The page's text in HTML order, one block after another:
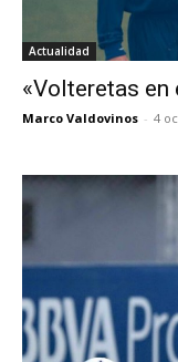
Actualidad
«Volteretas en
Marco Valdovinos - 4